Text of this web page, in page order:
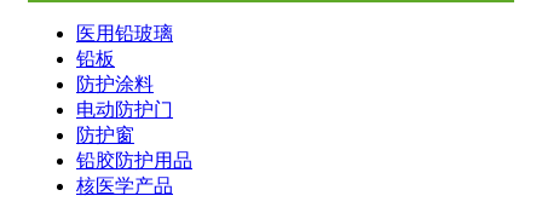
医用铅玻璃
铅板
防护涂料
电动防护门
防护窗
铅胶防护用品
核医学产品